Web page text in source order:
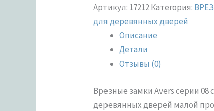
Артикул: 17212Категория:
для деревянных дверей
Описание
Детали
Отзывы (0)
Врезные замки Avers серии
деревянных дверей малой